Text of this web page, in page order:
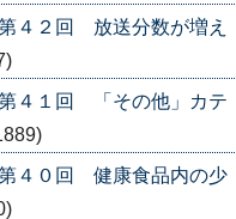
４２回 放送分数が増え
第４１回 「その他」カテ
第４０回 健康食品内の少